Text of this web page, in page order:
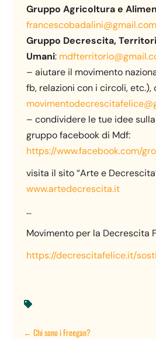
Gruppo Agricoltura e
francescobadalini@gmail.com
Gruppo Decrescita,
Umani:
– aiutare il movimento
fb, relazioni con i circoli, etc.),
– condividere le tue idee
gruppo facebook di Mdf:
https://www.facebook.com/
visita il sito “Arte e
www.artedecrescita.it
…
Movimento per la Decrescita
https://decrescitafelice.it/

←Chi sono i Freegan?